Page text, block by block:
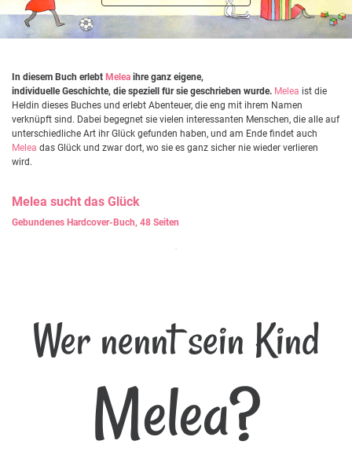
In diesem Buch erlebt Melea ihre ganz eigene,
individuelle Geschichte, die speziell für sie geschrieben wurde. Melea ist die
Heldin dieses Buches und erlebt Abenteuer, die eng mit ihrem Namen
verknüpft sind. Dabei begegnet sie vielen interessanten Menschen, die alle auf
unterschiedliche Art ihr Glück gefunden haben, und am Ende findet auch
Melea das Glück und zwar dort, wo sie es ganz sicher nie wieder verlieren
wird.
Melea sucht das Glück
Gebundenes Hardcover-Buch, 48 Seiten
Wer nennt sein Kind
Melea?